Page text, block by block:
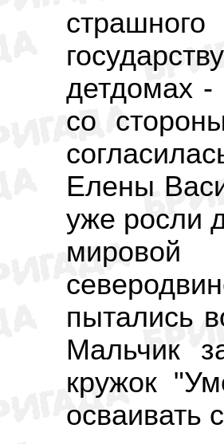
детдомах
со
Елены
уже росли
пытались
Мальчик
кружок
осваивать